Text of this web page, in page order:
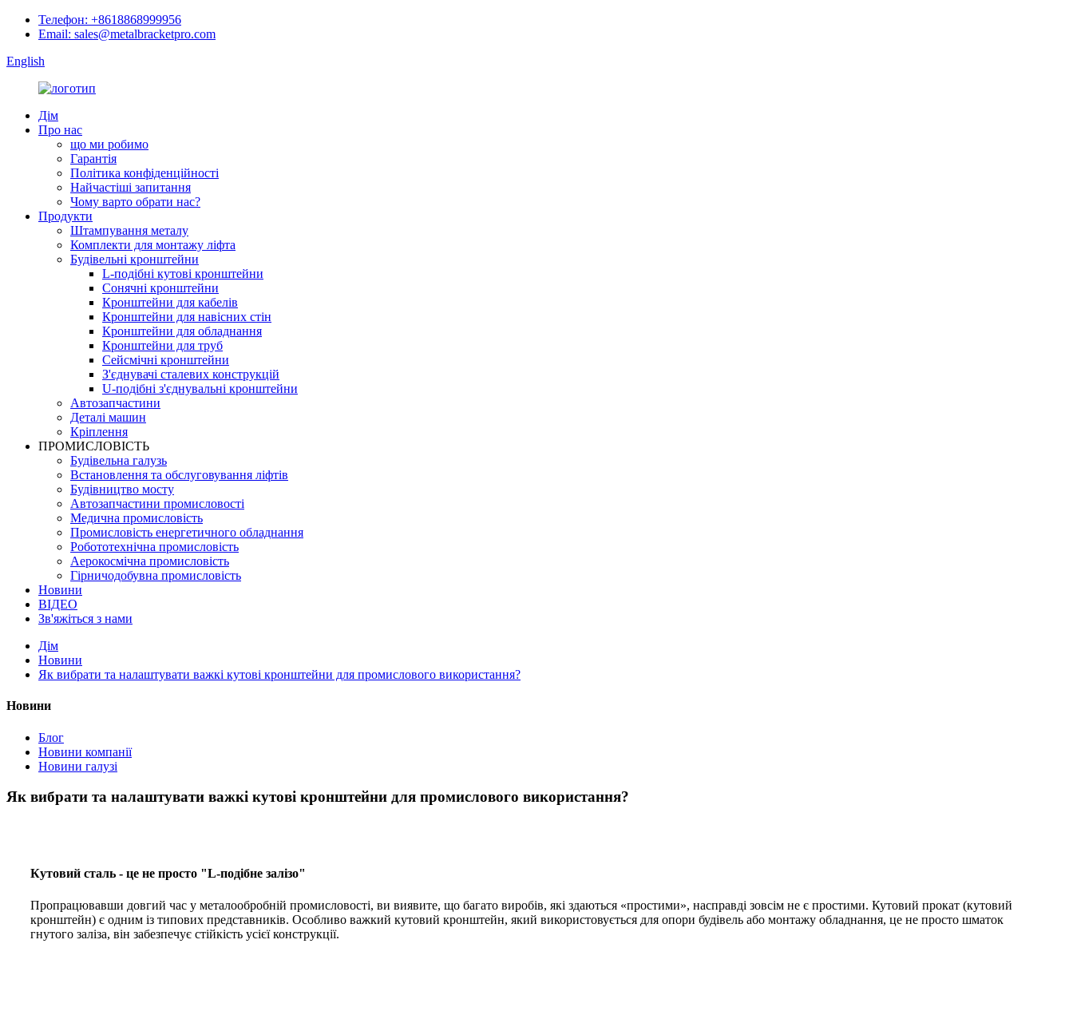
Телефон: +8618868999956
Email: sales@metalbracketpro.com
English
Дім
Про нас
що ми робимо
Гарантія
Політика конфіденційності
Найчастіші запитання
Чому варто обрати нас?
Продукти
Штампування металу
Комплекти для монтажу ліфта
Будівельні кронштейни
L-подібні кутові кронштейни
Сонячні кронштейни
Кронштейни для кабелів
Кронштейни для навісних стін
Кронштейни для обладнання
Кронштейни для труб
Сейсмічні кронштейни
З'єднувачі сталевих конструкцій
U-подібні з'єднувальні кронштейни
Автозапчастини
Деталі машин
Кріплення
ПРОМИСЛОВІСТЬ
Будівельна галузь
Встановлення та обслуговування ліфтів
Будівництво мосту
Автозапчастини промисловості
Медична промисловість
Промисловість енергетичного обладнання
Робототехнічна промисловість
Аерокосмічна промисловість
Гірничодобувна промисловість
Новини
ВІДЕО
Зв'яжіться з нами
Дім
Новини
Як вибрати та налаштувати важкі кутові кронштейни для промислового використання?
Новини
Блог
Новини компанії
Новини галузі
Як вибрати та налаштувати важкі кутові кронштейни для промислового використання?
Кутовий сталь - це не просто "L-подібне залізо"
Пропрацювавши довгий час у металообробній промисловості, ви виявите, що багато виробів, які здаються «простими», насправді зовсім не є простими. Кутовий прокат (кутовий
кронштейн) є одним із типових представників. Особливо важкий кутовий кронштейн, який використовується для опори будівель або монтажу обладнання, це не просто шматок
гнутого заліза, він забезпечує стійкість усієї конструкції.